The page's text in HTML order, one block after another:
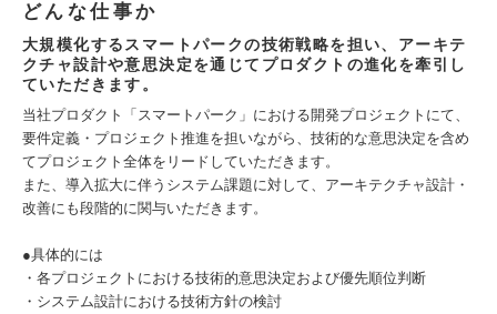
どんな仕事か
大規模化するスマートパークの技術戦略を担い、アーキテ
クチャ設計や意思決定を通じてプロダクトの進化を牽引し
ていただきます。
当社プロダクト「スマートパーク」における開発プロジェクトにて、
要件定義・プロジェクト推進を担いながら、技術的な意思決定を含め
てプロジェクト全体をリードしていただきます。
また、導入拡大に伴うシステム課題に対して、アーキテクチャ設計・
改善にも段階的に関与いただきます。
●具体的には
・各プロジェクトにおける技術的意思決定および優先順位判断
・システム設計における技術方針の検討